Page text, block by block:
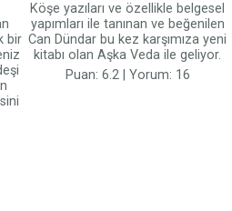
bir
Köşe yazıları ve özellikle belgesel
yapımları ile tanınan ve beğenilen
Can Dündar bu kez karşımıza yeni
kitabı olan Aşka Veda ile geliyor.
Puan: 6.2 | Yorum: 16